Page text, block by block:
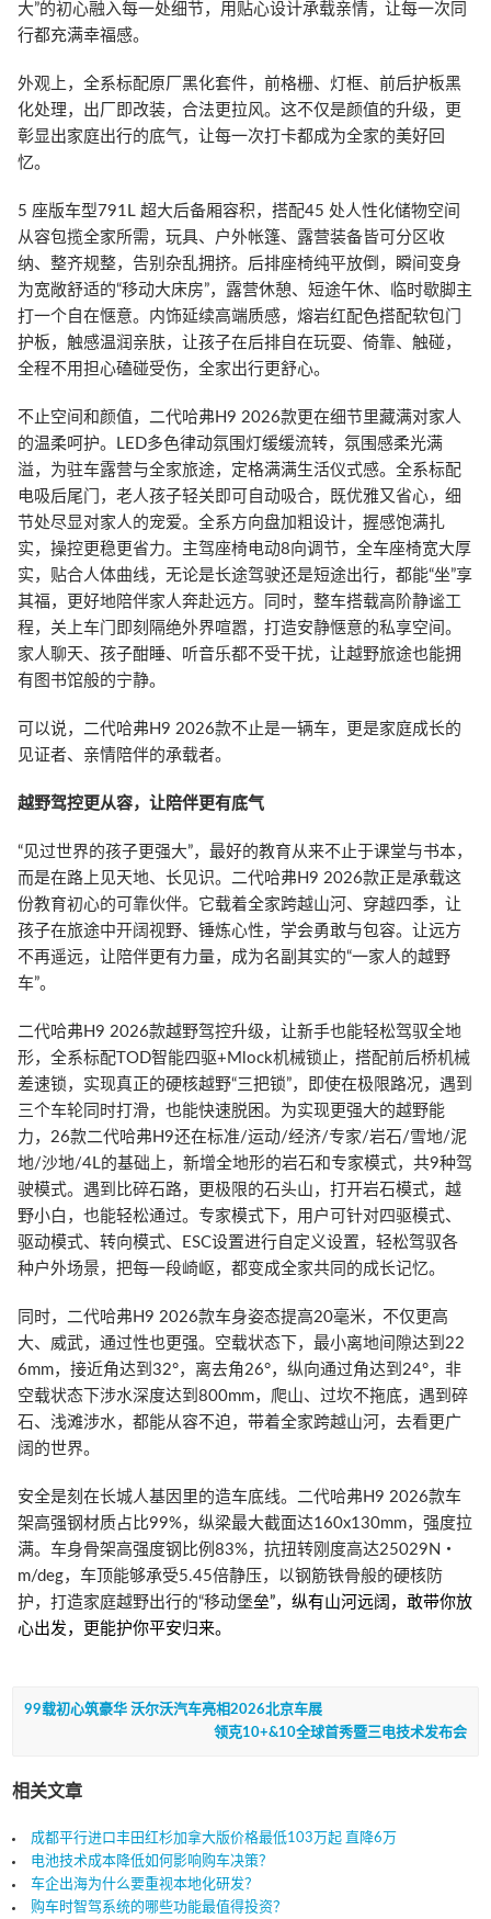
大”的初心融入每一处细节，用贴心设计承载亲情，让每一次同
行都充满幸福感。
外观上，全系标配原厂黑化套件，前格栅、灯框、前后护板黑
化处理，出厂即改装，合法更拉风。这不仅是颜值的升级，更
彰显出家庭出行的底气，让每一次打卡都成为全家的美好回
忆。
5 座版车型791L 超大后备厢容积，搭配45 处人性化储物空间
从容包揽全家所需，玩具、户外帐篷、露营装备皆可分区收
纳、整齐规整，告别杂乱拥挤。后排座椅纯平放倒，瞬间变身
为宽敞舒适的“移动大床房”，露营休憩、短途午休、临时歇脚主
打一个自在惬意。内饰延续高端质感，熔岩红配色搭配软包门
护板，触感温润亲肤，让孩子在后排自在玩耍、倚靠、触碰，
全程不用担心磕碰受伤，全家出行更舒心。
不止空间和颜值，二代哈弗H9 2026款更在细节里藏满对家人
的温柔呵护。LED多色律动氛围灯缓缓流转，氛围感柔光满
溢，为驻车露营与全家旅途，定格满满生活仪式感。全系标配
电吸后尾门，老人孩子轻关即可自动吸合，既优雅又省心，细
节处尽显对家人的宠爱。全系方向盘加粗设计，握感饱满扎
实，操控更稳更省力。主驾座椅电动8向调节，全车座椅宽大厚
实，贴合人体曲线，无论是长途驾驶还是短途出行，都能“坐”享
其福，更好地陪伴家人奔赴远方。同时，整车搭载高阶静谧工
程，关上车门即刻隔绝外界喧嚣，打造安静惬意的私享空间。
家人聊天、孩子酣睡、听音乐都不受干扰，让越野旅途也能拥
有图书馆般的宁静。
可以说，二代哈弗H9 2026款不止是一辆车，更是家庭成长的
见证者、亲情陪伴的承载者。
越野驾控更从容，让陪伴更有底气
“见过世界的孩子更强大”，最好的教育从来不止于课堂与书本，
而是在路上见天地、长见识。二代哈弗H9 2026款正是承载这
份教育初心的可靠伙伴。它载着全家跨越山河、穿越四季，让
孩子在旅途中开阔视野、锤炼心性，学会勇敢与包容。让远方
不再遥远，让陪伴更有力量，成为名副其实的“一家人的越野
车”。
二代哈弗H9 2026款越野驾控升级，让新手也能轻松驾驭全地
形，全系标配TOD智能四驱+Mlock机械锁止，搭配前后桥机械
差速锁，实现真正的硬核越野“三把锁”，即使在极限路况，遇到
三个车轮同时打滑，也能快速脱困。为实现更强大的越野能
力，26款二代哈弗H9还在标准/运动/经济/专家/岩石/雪地/泥
地/沙地/4L的基础上，新增全地形的岩石和专家模式，共9种驾
驶模式。遇到比碎石路，更极限的石头山，打开岩石模式，越
野小白，也能轻松通过。专家模式下，用户可针对四驱模式、
驱动模式、转向模式、ESC设置进行自定义设置，轻松驾驭各
种户外场景，把每一段崎岖，都变成全家共同的成长记忆。
同时，二代哈弗H9 2026款车身姿态提高20毫米，不仅更高
大、威武，通过性也更强。空载状态下，最小离地间隙达到22
6mm，接近角达到32°，离去角26°，纵向通过角达到24°，非
空载状态下涉水深度达到800mm，爬山、过坎不拖底，遇到碎
石、浅滩涉水，都能从容不迫，带着全家跨越山河，去看更广
阔的世界。
安全是刻在长城人基因里的造车底线。二代哈弗H9 2026款车
架高强钢材质占比99%，纵梁最大截面达160x130mm，强度拉
满。车身骨架高强度钢比例83%，抗扭转刚度高达25029N・
m/deg，车顶能够承受5.45倍静压，以钢筋铁骨般的硬核防
护，打造家庭越野出行的“移动堡垒”，纵有山河远阔，敢带你放
心出发，更能护你平安归来。
99载初心筑豪华 沃尔沃汽车亮相2026北京车展
领克10+&10全球首秀暨三电技术发布会
相关文章
成都平行进口丰田红杉加拿大版价格最低103万起 直降6万
电池技术成本降低如何影响购车决策？
车企出海为什么要重视本地化研发？
购车时智驾系统的哪些功能最值得投资？